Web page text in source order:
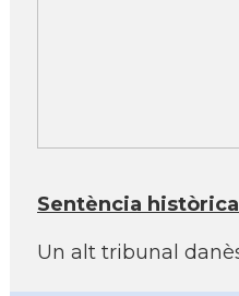
Sentència
Un alt tribunal